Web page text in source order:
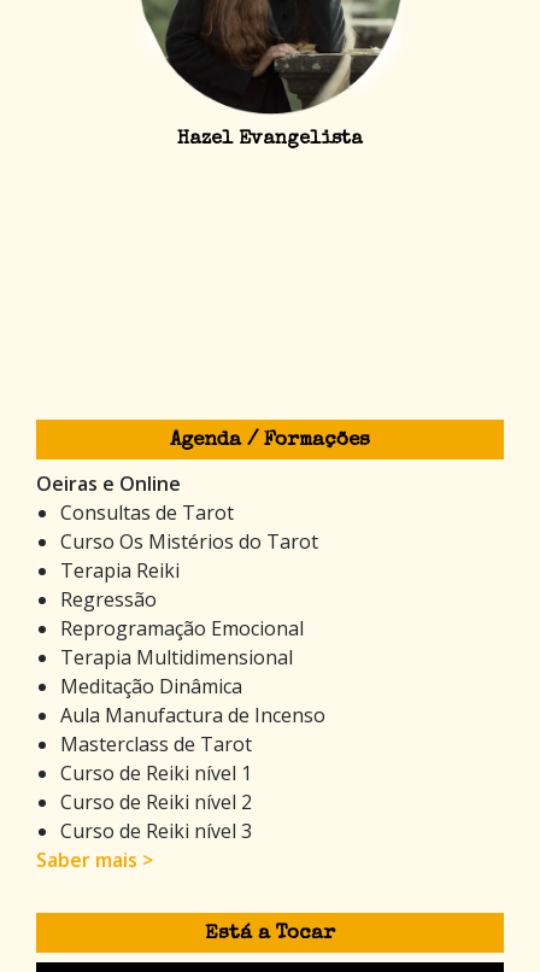
Hazel Evangelista
Agenda / Formações
Oeiras e Online
Consultas de Tarot
Curso Os Mistérios do Tarot
Terapia Reiki
Regressão
Reprogramação Emocional
Terapia Multidimensional
Meditação Dinâmica
Aula Manufactura de Incenso
Masterclass de Tarot
Curso de Reiki nível 1
Curso de Reiki nível 2
Curso de Reiki nível 3
Saber mais >
Está a Tocar